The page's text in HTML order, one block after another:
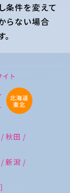
条件を変えて
らない場合
秋田 /
新潟 /